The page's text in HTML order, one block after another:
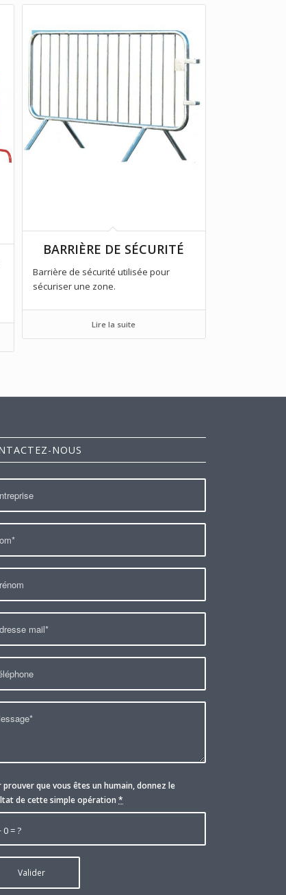
BARRIÈRE DE SÉCURITÉ
Barrière de sécurité utilisée pour
sécuriser une zone.
Lire la suite
NOUS
0 = ?
prouver que vous êtes un humain, donnez le
de cette simple opération*